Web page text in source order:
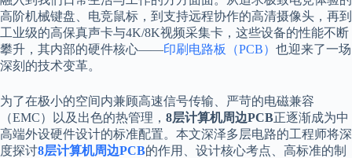
高阶机械键盘、电竞鼠标，到支持远程协作的高清摄像头，再到
工业级的高保真声卡与4K/8K视频采集卡，这些设备的性能不断
攀升，其内部的硬件核心——印刷电路板（PCB） 也迎来了一场
深刻的技术变革。
为了在极小的空间内兼顾高速信号传输、严苛的电磁兼容
（EMC）以及出色的热管理， 8层计算机周边PCB正逐渐成为中
高端外设硬件设计的标准配置。本文深泽多层电路的工程师将深
度探讨8层计算机周边PCB的作用、设计核心考点、高标准的制